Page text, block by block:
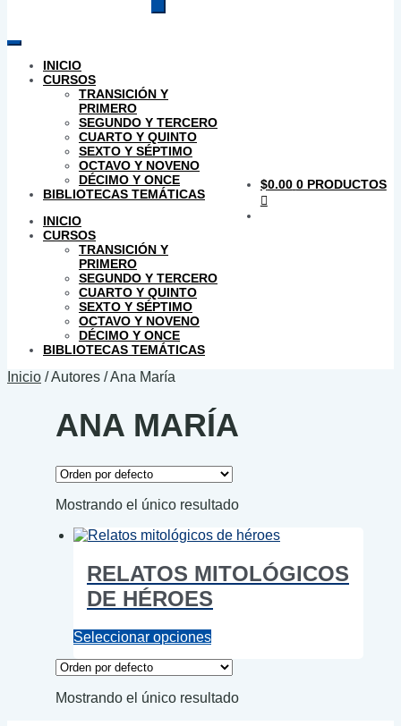
productos
INICIO
CURSOS
TRANSICIÓN Y
PRIMERO
SEGUNDO Y TERCERO
CUARTO Y QUINTO
SEXTO Y SÉPTIMO
OCTAVO Y NOVENO
DÉCIMO Y ONCE
BIBLIOTECAS TEMÁTICAS
INICIO
CURSOS
TRANSICIÓN Y
PRIMERO
SEGUNDO Y TERCERO
CUARTO Y QUINTO
SEXTO Y SÉPTIMO
OCTAVO Y NOVENO
DÉCIMO Y ONCE
BIBLIOTECAS TEMÁTICAS
$0.00 0 PRODUCTOS
Inicio /Autores /Ana María
ANA MARÍA
Mostrando el único resultado
RELATOS MITOLÓGICOS
DE HÉROES
Seleccionar opcionesEste
tiene
variantes.
Mostrando el único resultado